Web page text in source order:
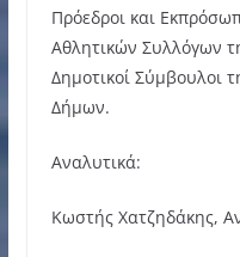
Πρόεδροι και
Αθλητικών Συλλόγων
Δημοτικοί Σύμβουλοι
Δήμων.
Αναλυτικά:
Κωστής Χατζηδάκης,